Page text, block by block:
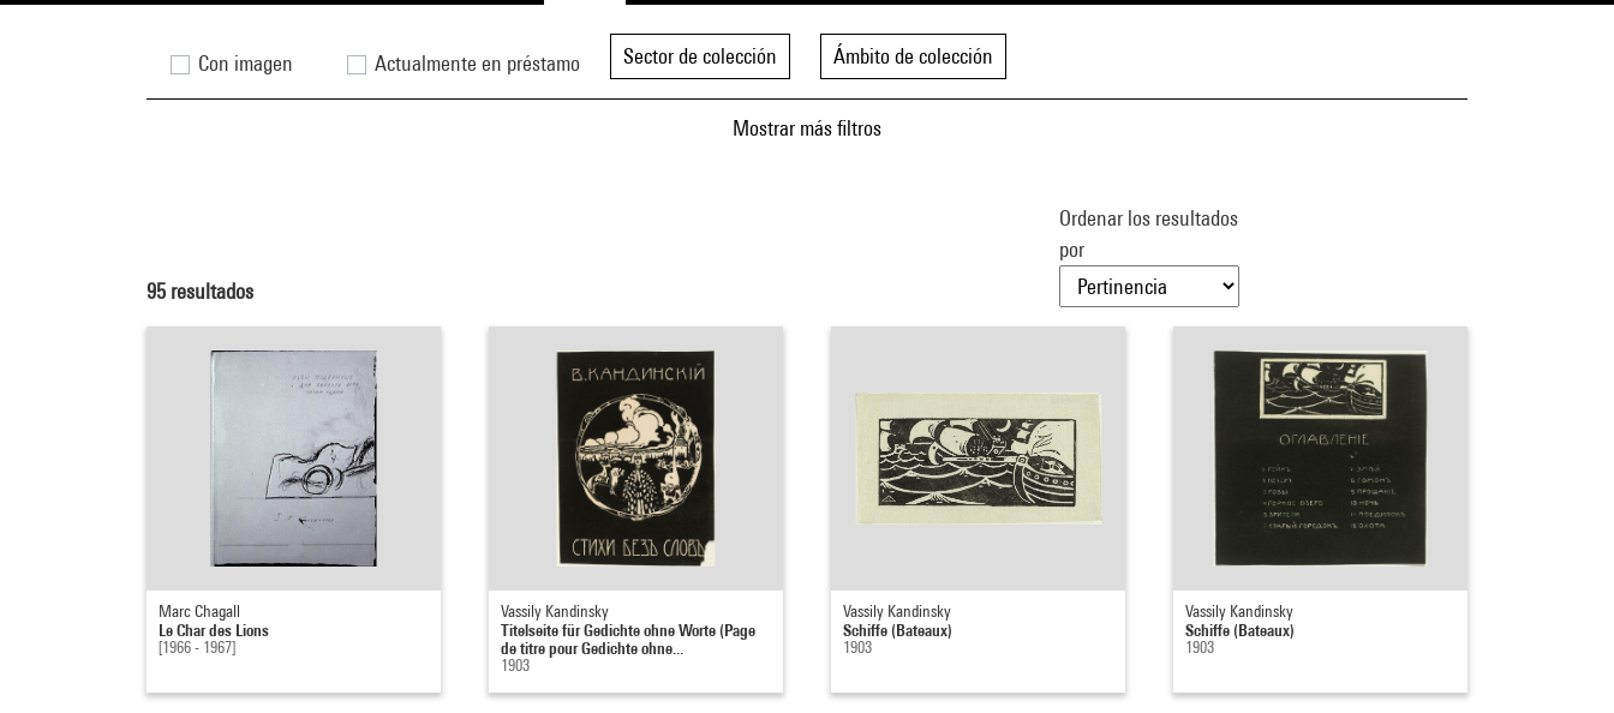
Con imagen Actualmente en préstamo Sector de colección Ámbito de colección
Mostrar más filtros
95 resultados
Ordenar los resultados
por
Marc Chagall
Le Char des Lions
[1966 - 1967]
Vassily Kandinsky
Titelseite für Gedichte ohne Worte (Page
de titre pour Gedichte ohne...
1903
Vassily Kandinsky
Schiffe (Bateaux)
1903
Vassily Kandinsky
Schiffe (Bateaux)
1903